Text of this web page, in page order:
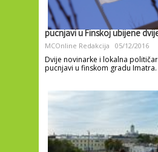
pucnjavi u Finskoj ubijene
MCOnline Redakcija 05/12/2016
Dvije novinarke i lokalna
pucnjavi u finskom gradu Imatra.